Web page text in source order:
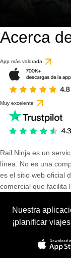
Acerca
App más valorada
Muy excelente
Rail Ninja es un
línea. No es una
es el sitio web oficial
comercial que facilita
Nuestra
¡planificar